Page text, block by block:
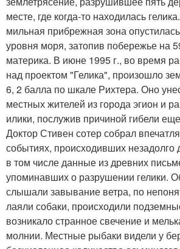
месте, где когда-то находилась
мильная прибрежная зона
уровня моря, затопив побережье на
материка. В июне 1995 г., во время
над проектом "Гелика", произошло
6, 2 балла по шкале Рихтера. Оно
местных жителей из города эгион и
илики, послужив причиной гибели
Доктор Стивен сотер собрал
событиях, происходивших незадолго
в том числе данные из древних
упоминавших о разрушении гелики.
слышали завывание ветра, по
лаяли собаки, происходили
возникало странное свечение и
молнии. Местные рыбаки видели у